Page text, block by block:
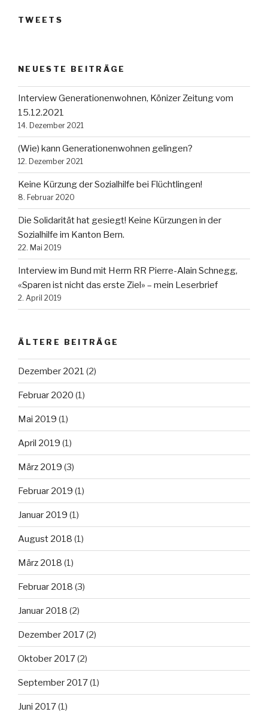
TWEETS
NEUESTE BEITRÄGE
Interview Generationenwohnen, Könizer Zeitung vom
15.12.2021
14. Dezember 2021
(Wie) kann Generationenwohnen gelingen?
12. Dezember 2021
Keine Kürzung der Sozialhilfe bei Flüchtlingen!
8. Februar 2020
Die Solidarität hat gesiegt! Keine Kürzungen in der
Sozialhilfe im Kanton Bern.
22. Mai 2019
Interview im Bund mit Herrn RR Pierre-Alain Schnegg,
«Sparen ist nicht das erste Ziel» – mein Leserbrief
2. April 2019
ÄLTERE BEITRÄGE
Dezember 2021 (2)
Februar 2020 (1)
Mai 2019 (1)
April 2019 (1)
März 2019 (3)
Februar 2019 (1)
Januar 2019 (1)
August 2018 (1)
März 2018 (1)
Februar 2018 (3)
Januar 2018 (2)
Dezember 2017(2)
Oktober 2017(2)
September 2017(1)
Juni 2017(1)